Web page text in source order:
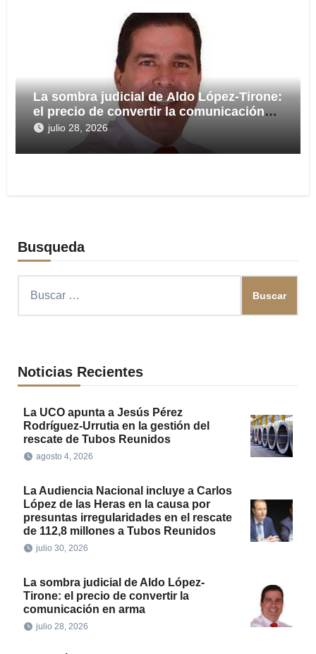
La sombra judicial de Aldo López-Tirone:
el precio de convertir la comunicación
en arma
julio 28, 2026
Busqueda
Noticias Recientes
La UCO apunta a Jesús Pérez
Rodríguez-Urrutia en la gestión del
rescate de Tubos Reunidos
agosto 4, 2026
La Audiencia Nacional incluye a Carlos
López de las Heras en la causa por
presuntas irregularidades en el rescate
de 112,8 millones a Tubos Reunidos
julio 30, 2026
La sombra judicial de Aldo López-
Tirone: el precio de convertir la
comunicación en arma
julio 28, 2026